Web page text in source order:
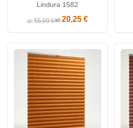
Lindura 1582
ab55,00 €ab20,25 €